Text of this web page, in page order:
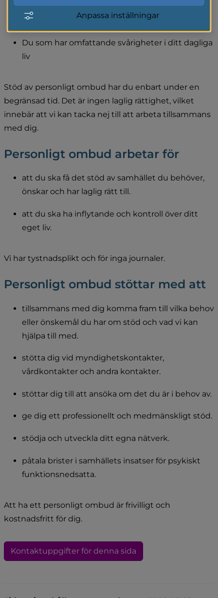
Du som har en psykisk funktionsnedsättning.
Du som har omfattande svårigheter i ditt dagliga
liv
Stöd av personligt ombud har du enbart under en
begränsad tid. Det är ingen laglig rättighet, vilket
innebär att vi kan tacka nej till att arbeta tillsammans
med dig.
Personligt ombud arbetar för
att du ska få det stöd av samhället du behöver,
önskar och har laglig rätt till.
att du ska ha inflytande och kontroll över ditt
eget liv.
Vi har tystnadsplikt och för inga journaler.
Personligt ombud stöttar med att
tillsammans med dig komma fram till vilka behov
eller önskemål du har om stöd och vad vi kan
hjälpa till med.
stötta dig vid myndighetskontakter,
vårdkontakter och andra kontakter.
stöttar dig till att ansöka om det du är i behov av.
ge dig ett professionellt och medmänskligt stöd.
stödja och utveckla ditt egna nätverk.
påtala brister i samhällets insatser för psykiskt
funktionsnedsatta.
Att ha ett personligt ombud är frivilligt och
kostnadsfritt för dig.
Kontaktuppgifter för denna sida
Anpassa inställningar